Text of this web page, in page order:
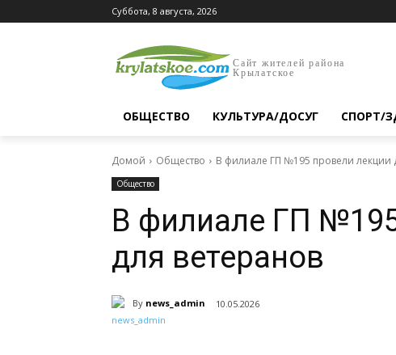
Суббота, 8 августа, 2026
Сайт жителей района
Крылатское
ОБЩЕСТВО КУЛЬТУРА/ДОСУГ СПОРТ/
Домой Общество В филиале ГП №195 провели лекции
Общество
В филиале ГП
для ветеранов
By news_admin 10.05.2026